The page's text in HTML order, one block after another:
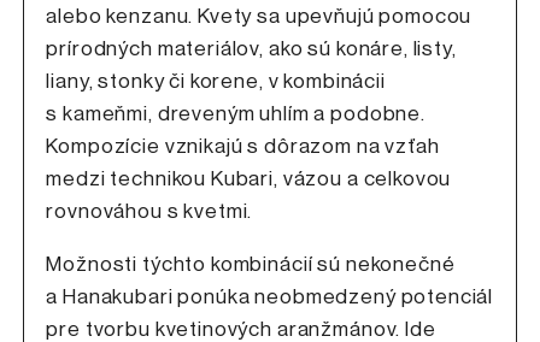
alebo kenzanu. Kvety sa upevňujú pomocou
prírodných materiálov, ako sú konáre, listy,
liany, stonky či korene, v kombinácii
s kameňmi, dreveným uhlím a podobne.
Kompozície vznikajú s dôrazom na vzťah
medzi technikou Kubari, vázou a celkovou
rovnováhou s kvetmi.
Možnosti týchto kombinácií sú nekonečné
a Hanakubari ponúka neobmedzený potenciál
pre tvorbu kvetinových aranžmánov. Ide